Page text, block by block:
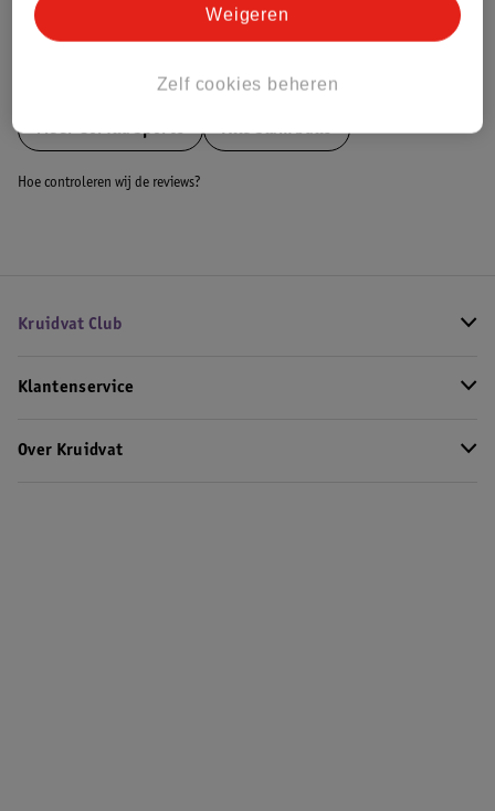
MeerGorilla Sports Alle Slam balls
Hoe controleren wij de reviews?
Kruidvat Club
Klantenservice
Over Kruidvat
Zelf cookies beheren
Weigeren